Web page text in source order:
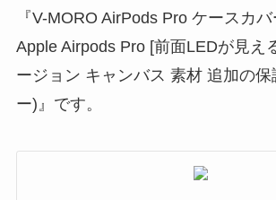
『V-MORO AirPods Pro ケースカ
Apple Airpods Pro [前面LEDが見え
ージョン キャンバス 素材 追加の保
ー)』です。